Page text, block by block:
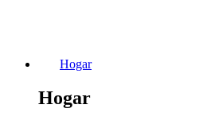
Hogar
Hogar